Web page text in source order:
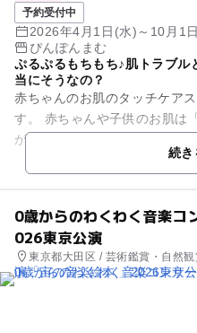
予約受付中
2026年4月1日(水)～10月1
ぴんぽんまむ
ぷるぷるもちもち♪肌トラブ
当にそうなの？
赤ちゃんのお肌のタッチケア
す。 赤ちゃんや子供のお肌は「ぷるぷるもちもち♪」と思われ
がち。 でも、実際はとってもデリケート。
続き
0歳からのわくわく音楽コ
026東京公演
東京都大田区 / 芸術鑑賞・自然